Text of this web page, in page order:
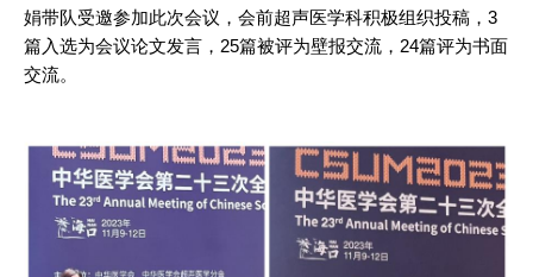
娟带队受邀参加此次会议，会前超声医学科积极组织投稿，3
篇入选为会议论文发言，25篇被评为壁报交流，24篇评为书面
交流。